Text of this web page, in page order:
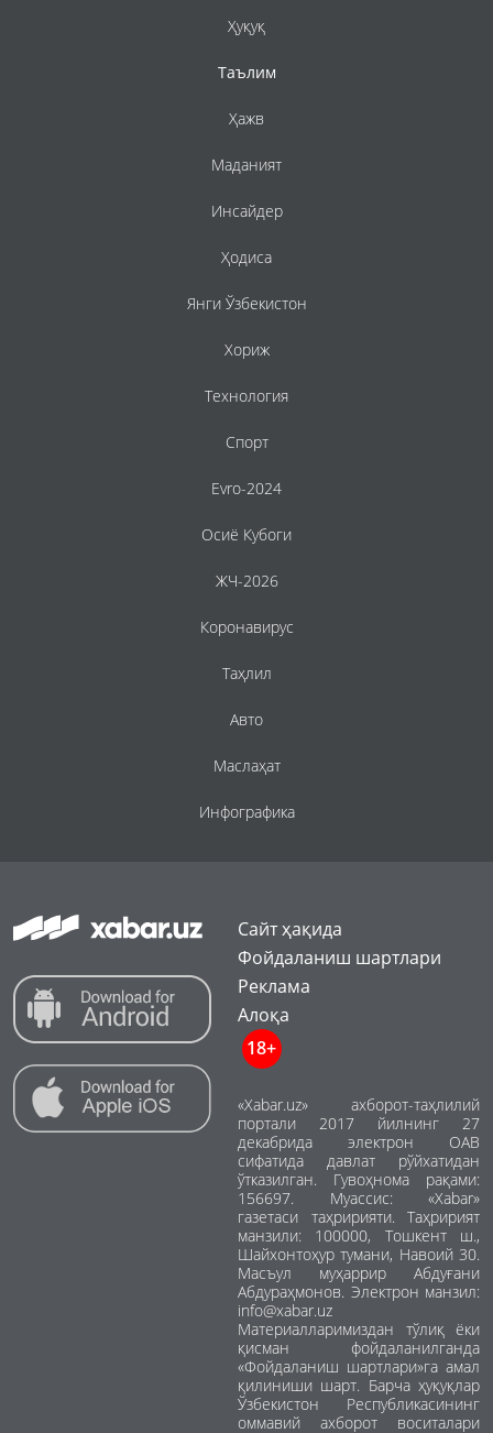
Ҳуқуқ
Таълим
Ҳажв
Маданият
Инсайдер
Ҳодиса
Янги Ўзбекистон
Хориж
Технология
Спорт
Evro-2024
Осиё Кубоги
ЖЧ-2026
Коронавирус
Таҳлил
Авто
Маслаҳат
Инфографика
Сайт ҳақида
Фойдаланиш шартлари
Реклама
Алоқа
18+
«Xabar.uz» ахборот-таҳлилий
портали 2017 йилнинг 27
декабрида электрон ОАВ
сифатида давлат рўйхатидан
ўтказилган. Гувоҳнома рақами:
156697. Муассис: «Xabar»
газетаси таҳририяти. Таҳририят
манзили: 100000, Тошкент ш.,
Шайхонтоҳур тумани, Навоий 30.
Масъул муҳаррир Абдуғани
Абдураҳмонов. Электрон манзил:
info@xabar.uz
Материалларимиздан тўлиқ ёки
қисман фойдаланилганда
«Фойдаланиш шартлари»га амал
қилиниши шарт. Барча ҳуқуқлар
Ўзбекистон Республикасининг
оммавий ахборот воситалари